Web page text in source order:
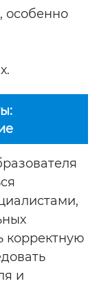
особенно
корректную
и